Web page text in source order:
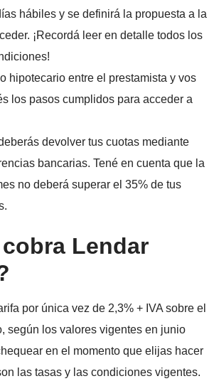
hábiles y se definirá la propuesta a la
¡Recordá leer en detalle todos los
hipotecario entre el prestamista y vos
los pasos cumplidos para acceder a
devolver tus cuotas mediante
bancarias. Tené en cuenta que la
no deberá superar el 35% de tus
Lendar
por única vez de 2,3% + IVA sobre el
según los valores vigentes en junio
en el momento que elijas hacer
las tasas y las condiciones vigentes.